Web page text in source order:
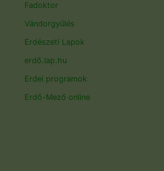
Fadoktor
Vándorgyűlés
Erdészeti Lapok
erdő.lap.hu
Erdei programok
Erdő-Mező online